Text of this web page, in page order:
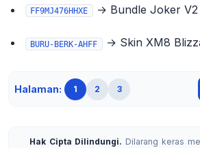
FF9MJ476HHXE → Bundle Joker V2
BURU-BERK-AHFF → Skin XM8
Halaman: 1 2 3
Hak Cipta Dilindungi. Dilarang keras